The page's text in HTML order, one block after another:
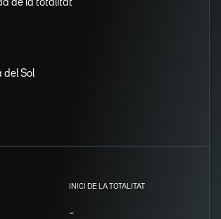
de la totalitat
del Sol
INICI DE LA TOTALITAT
-